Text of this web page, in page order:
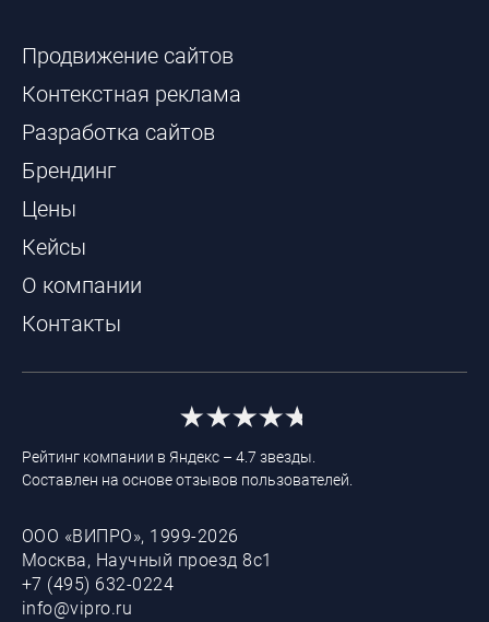
Продвижение сайтов
Контекстная реклама
Разработка сайтов
Брендинг
Цены
Кейсы
О компании
Контакты
ООО «ВИПРО», 1999-2026
Москва, Научный проезд 8с1
+7 (495) 632-0224
info@vipro.ru
Рейтинг компании в Яндекс – 4.7 звезды.
Составлен на основе отзывов пользователей.